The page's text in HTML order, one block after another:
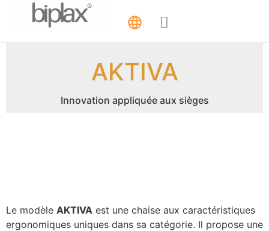
AKTIVA
Innovation appliquée aux sièges
Le modèle AKTIVA est une chaise aux caractéristiques
ergonomiques uniques dans sa catégorie. Il propose une